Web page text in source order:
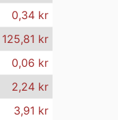
0,34 kr
125,81 kr
0,06 kr
2,24 kr
3,91 kr